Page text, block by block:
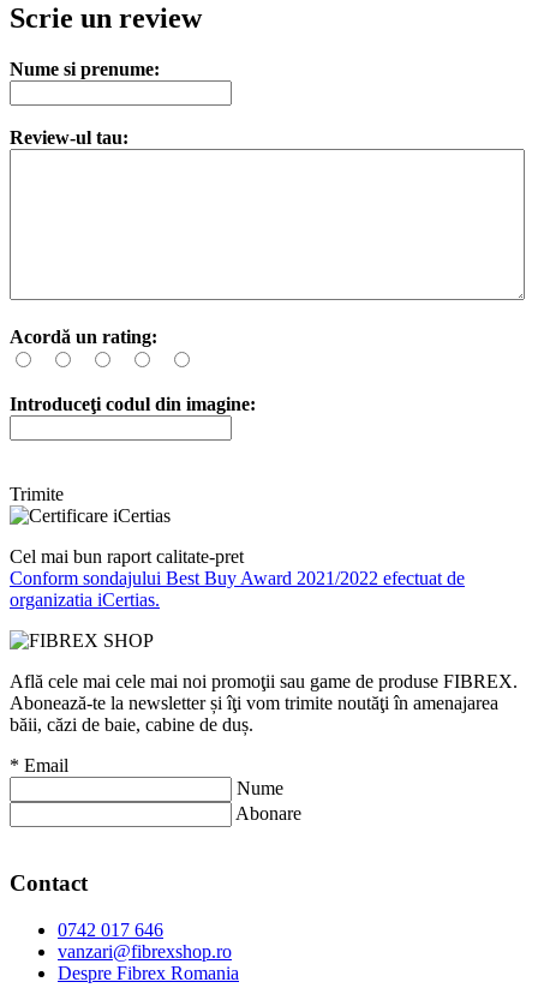
Scrie un review
Nume si prenume:
Review-ul tau:
Acordă un rating:
Introduceţi codul din imagine:
Trimite
Cel mai bun raport calitate-pret
Conform sondajului Best Buy Award 2021/2022 efectuat de
organizatia iCertias.
Află cele mai cele mai noi promoţii sau game de produse FIBREX.
Abonează-te la newsletter și îţi vom trimite noutăţi în amenajarea
băii, căzi de baie, cabine de duș.
* Email
Nume
Abonare
Contact
0742 017 646
vanzari@fibrexshop.ro
Despre Fibrex Romania